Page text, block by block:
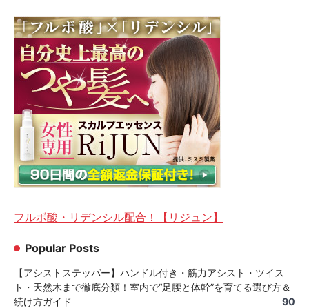
フルボ酸・リデンシル配合！【リジュン】
Popular Posts
【アシストステッパー】ハンドル付き・筋力アシスト・ツイス
ト・天然木まで徹底分類！室内で“足腰と体幹”を育てる選び方＆
続け方ガイド
90